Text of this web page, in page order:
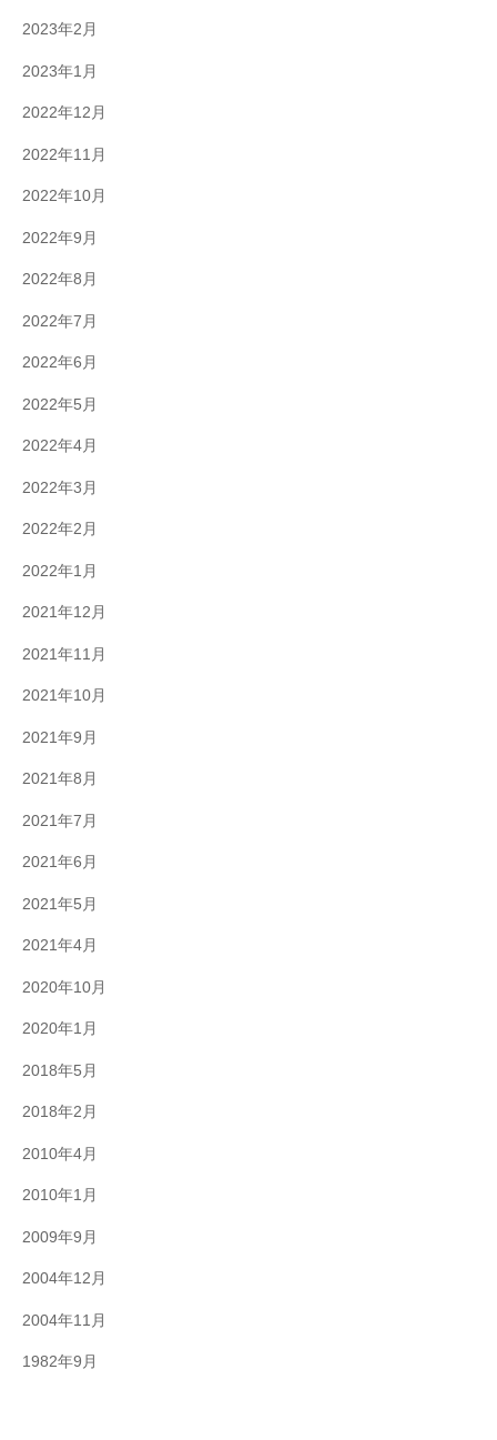
2023年2月
2023年1月
2022年12月
2022年11月
2022年10月
2022年9月
2022年8月
2022年7月
2022年6月
2022年5月
2022年4月
2022年3月
2022年2月
2022年1月
2021年12月
2021年11月
2021年10月
2021年9月
2021年8月
2021年7月
2021年6月
2021年5月
2021年4月
2020年10月
2020年1月
2018年5月
2018年2月
2010年4月
2010年1月
2009年9月
2004年12月
2004年11月
1982年9月